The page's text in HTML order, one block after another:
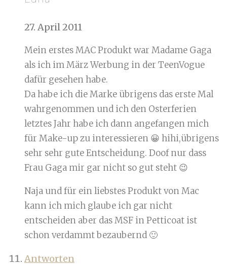
27. April 2011
Mein erstes MAC Produkt war Madame Gaga
als ich im März Werbung in der TeenVogue
dafür gesehen habe.
Da habe ich die Marke übrigens das erste Mal
wahrgenommen und ich den Osterferien
letztes Jahr habe ich dann angefangen mich
für Make-up zu interessieren 😀 hihi,übrigens
sehr sehr gute Entscheidung. Doof nur dass
Frau Gaga mir gar nicht so gut steht 😉
Naja und für ein liebstes Produkt von Mac
kann ich mich glaube ich gar nicht
entscheiden aber das MSF in Petticoat ist
schon verdammt bezaubernd 🙂
Antworten